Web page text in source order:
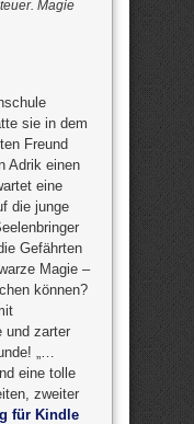
Magie
sie in dem
Freund
Adrik einen
eine
die junge
Gefährten
Magie –
können?
und zarter
„…
eine tolle
zweiter
für Kindle